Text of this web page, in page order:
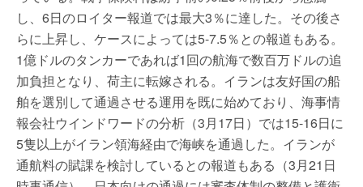
し、6日のロイター報道では最大3％に達した。その後さ
らに上昇し、ケースによっては5-7.5％との報道もある。
1億ドルのタンカーであれば1回の航海で数百万ドルの追
加負担となり、荷主に転嫁される。イランは友好国の船
舶を選別して通過させる運用を既に始めており、海事情
報会社ウインドワードの分析（3月17日）では15-16日に
5隻以上がイラン領海経由で海峡を通過した。イランが
通航料の賦課を検討しているとの報道もある（3月21日